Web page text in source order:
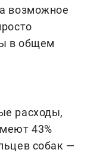
возможное
в общем
расходы,
43%
собак —